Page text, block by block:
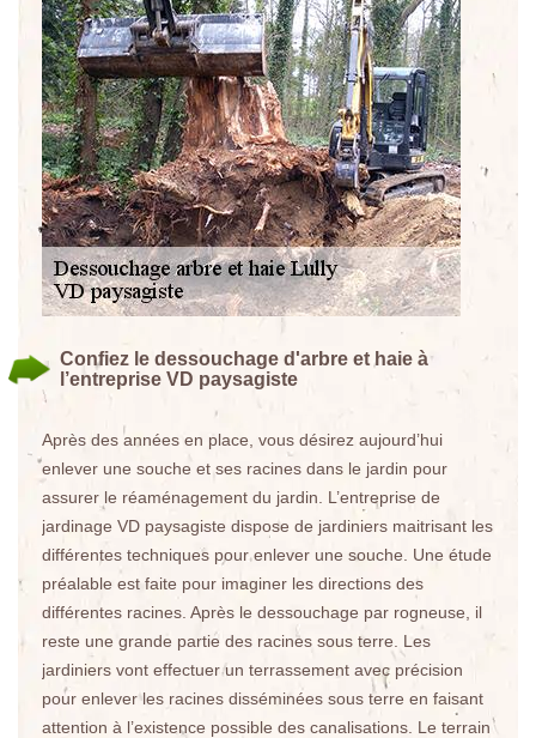
Confiez le dessouchage d'arbre et haie à
l’entreprise VD paysagiste
Après des années en place, vous désirez aujourd’hui
enlever une souche et ses racines dans le jardin pour
assurer le réaménagement du jardin. L’entreprise de
jardinage VD paysagiste dispose de jardiniers maitrisant les
différentes techniques pour enlever une souche. Une étude
préalable est faite pour imaginer les directions des
différentes racines. Après le dessouchage par rogneuse, il
reste une grande partie des racines sous terre. Les
jardiniers vont effectuer un terrassement avec précision
pour enlever les racines disséminées sous terre en faisant
attention à l’existence possible des canalisations. Le terrain